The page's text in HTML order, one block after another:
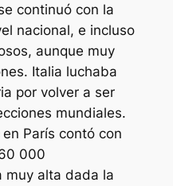
continuó con la
nacional, e incluso
aunque muy
Italia luchaba
por volver a ser
mundiales.
París contó con
000
muy alta dada la